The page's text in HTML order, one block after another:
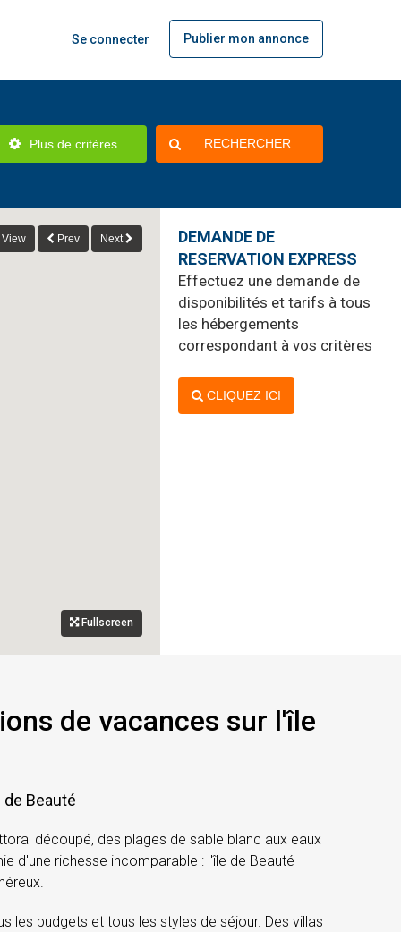
Se connecter Publier mon annonce
Plus de critères RECHERCHER
View Prev Next
Fullscreen
DEMANDE DE
RESERVATION EXPRESS
Effectuez une demande de
disponibilités et tarifs à tous
les hébergements
correspondant à vos critères
CLIQUEZ ICI
de vacances sur l'île
Beauté
découpé, des plages de sable blanc aux eaux
d'une richesse incomparable : l'île de Beauté
les budgets et tous les styles de séjour. Des villas